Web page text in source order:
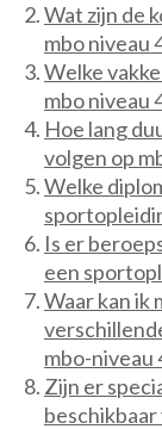
Wat zijn de
mbo niveau
Welke
mbo niveau
Hoe lang
volgen op
Welke
Is er
een
Waar kan ik
mbo-niveau
Zijn er